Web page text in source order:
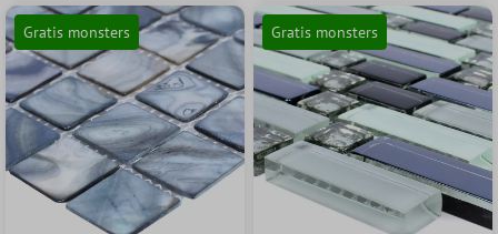
Gratis monsters Gratis monsters